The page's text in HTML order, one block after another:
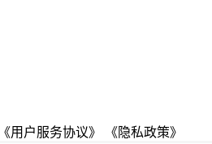
《用户服务协议》
《隐私政策》